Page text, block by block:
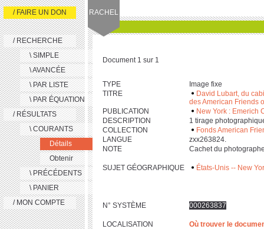
RACHEL
/ FAIRE UN DON
/ RECHERCHE
\ SIMPLE
\ AVANCÉE
\ PAR LISTE
\ PAR ÉQUATION
/ RÉSULTATS
\ COURANTS
Détails
Obtenir
\ PRÉCÉDENTS
\ PANIER
/ MON COMPTE
Document 1 sur 1
TYPE
Image fixe
TITRE
David Lubart, du
des American Friends
PUBLICATION
New York : Emerich
DESCRIPTION
‎1 tirage
COLLECTION
Fonds American
LANGUE
zxx263824.
NOTE
Cachet du
SUJET GÉOGRAPHIQUE États-Unis -- New
N° SYSTÈME 000263837
LOCALISATION
Où trouver le